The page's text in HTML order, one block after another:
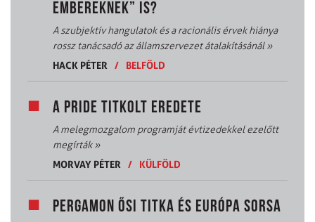
EMBEREKNEK” IS?
A szubjektív hangulatok és a racionális érvek hiánya
rossz tanácsadó az államszervezet átalakításánál»
HACK PÉTER
/ BELFÖLD
A PRIDE TITKOLT EREDETE
A melegmozgalom programját évtizedekkel ezelőtt
megírták»
MORVAY PÉTER
/ KÜLFÖLD
PERGAMON ŐSI TITKA ÉS EURÓPA SORSA